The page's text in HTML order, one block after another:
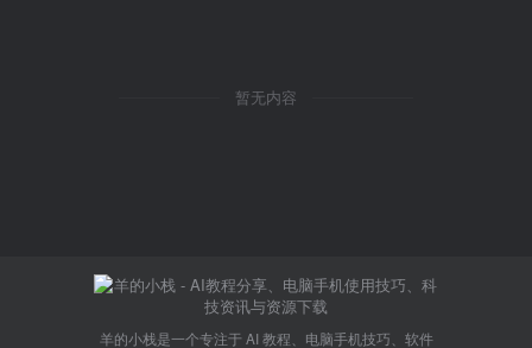
暂无内容
羊的小栈是一个专注于 AI 教程、电脑手机技巧、软件